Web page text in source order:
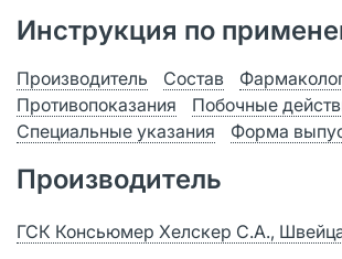
Инструкция по
Производитель Состав
Противопоказания
Побочные
Специальные указания
Форма
Производитель
ГСК Консьюмер Хелскер С.А.,